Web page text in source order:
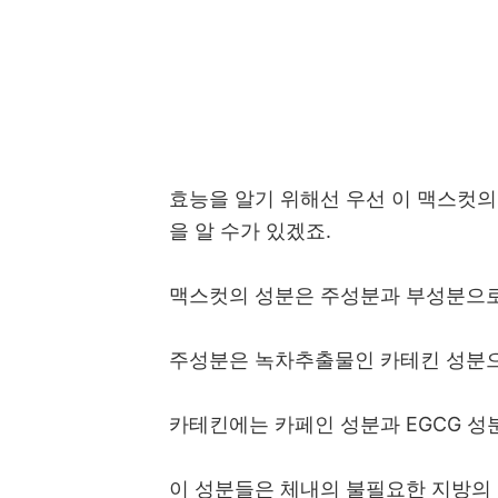
효능을 알기 위해선 우선 이 맥스컷
을 알 수가 있겠죠.
맥스컷의 성분은 주성분과 부성분으
주성분은 녹차추출물인 카테킨 성분
카테킨에는 카페인 성분과 EGCG 성
이 성분들은 체내의 불필요한 지방